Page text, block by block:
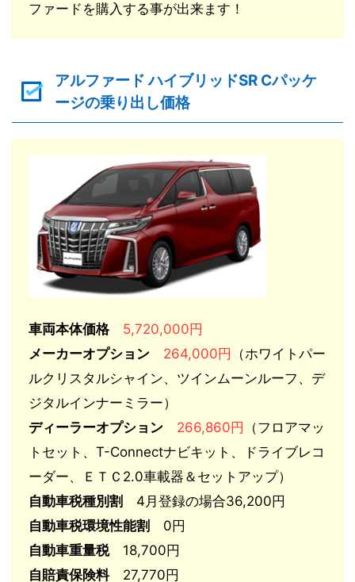
ファードを購入する事が出来ます！
アルファード ハイブリッドSR Cパッケ
ージの乗り出し価格
車両本体価格
5,720,000円
メーカーオプション
264,000円 （ホワイトパー
ルクリスタルシャイン、ツインムーンルーフ、デ
ジタルインナーミラー）
ディーラーオプション
266,860円 （フロアマッ
トセット、T-Connectナビキット、ドライブレコ
ーダー、ＥＴＣ2.0車載器＆セットアップ）
自動車税種別割
4月登録の場合36,200円
自動車税環境性能割
0円
自動車重量税18,700円
自賠責保険料27,770円